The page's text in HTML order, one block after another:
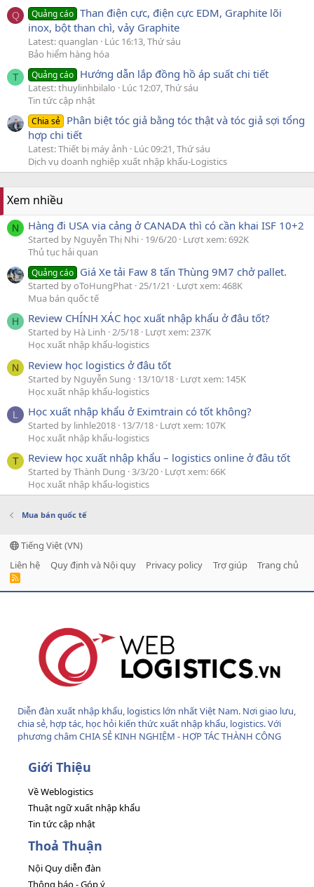
Q Quảng cáo Than điện cực, điện cực EDM, Graphite lõi
inox, bột than chì, vảy Graphite
Latest: quanglan
Lúc 16:13, Thứ sáu
Bảo hiểm hàng hóa
T Quảng cáo Hướng dẫn lắp đồng hồ áp suất chi tiết
Latest: thuylinhbilalo
Lúc 12:07, Thứ sáu
Tin tức cập nhật
Chia sẻ Phân biệt tóc giả bằng tóc thật và tóc giả sợi tổng
hợp chi tiết
Latest: Thiết bị máy ảnh
Lúc 09:21, Thứ sáu
Dịch vụ doanh nghiệp xuất nhập khẩu-Logistics
Xem nhiều
N Hàng đi USA via cảng ở CANADA thì có cần khai ISF 10+2
Started by Nguyễn Thị Nhi 19/6/20 Lượt xem: 692K
Thủ tục hải quan
Quảng cáo Giá Xe tải Faw 8 tấn Thùng 9M7 chở pallet.
Started by oToHungPhat 25/1/21
Lượt xem: 468K
Mua bán quốc tế
H Review CHÍNH XÁC học xuất nhập khẩu ở đâu tốt?
Started by Hà Linh 2/5/18 Lượt xem: 237K
Học xuất nhập khẩu-logistics
N Review học logistics ở đâu tốt
Started by Nguyễn Sung 13/10/18 Lượt xem: 145K
Học xuất nhập khẩu-logistics
L Học xuất nhập khẩu ở Eximtrain có tốt không?
Started by linhle2018 13/7/18 Lượt xem: 107K
Học xuất nhập khẩu-logistics
T Review học xuất nhập khẩu – logistics online ở đâu tốt
Started by Thành Dung 3/3/20 Lượt xem: 66K
Học xuất nhập khẩu-logistics
Mua bán quốc tế
Tiếng Việt (VN)
Liên hệ
Quy định và Nội quy Privacy policy Trợ giúp Trang chủ
R
Diễn đàn xuất nhập khẩu, logistics lớn nhất Việt Nam. Nơi giao lưu,
chia sẻ, hợp tác, học hỏi kiến thức xuất nhập khẩu, logistics. Với
phương châm CHIA SẺ KINH NGHIỆM - HỢP TÁC THÀNH CÔNG
Giới Thiệu
Về Weblogistics
Thuật ngữ xuất nhập khẩu
Tin tức cập nhật
Thoả Thuận
Nội Quy diễn đàn
Thông báo - Góp ý